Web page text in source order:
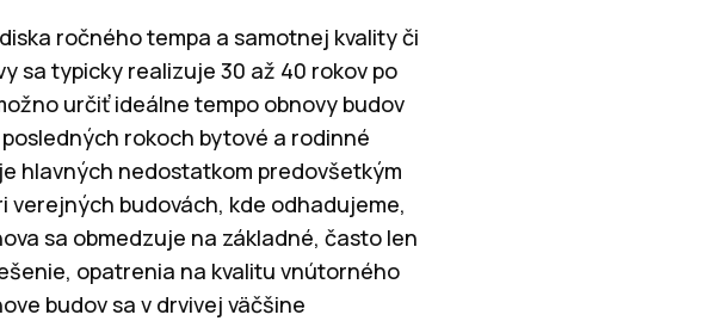
ročného tempa a samotnej kvality či
sa typicky realizuje 30 až 40 rokov po
určiť ideálne tempo obnovy budov
rokoch bytové a rodinné
hlavných nedostatkom predovšetkým
verejných budovách, kde odhadujeme,
sa obmedzuje na základné, často len
opatrenia na kvalitu vnútorného
budov sa v drvivej väčšine